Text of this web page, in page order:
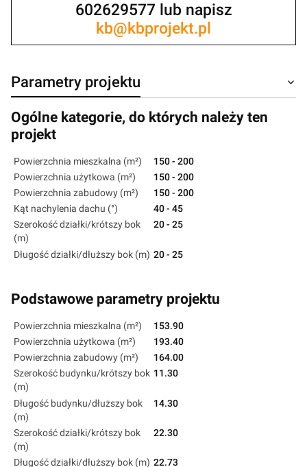
602629577 lub napisz
kb@kbprojekt.pl
Parametry projektu
Ogólne kategorie, do których należy ten
projekt
Powierzchnia mieszkalna (m²)
150 - 200
Powierzchnia użytkowa (m²)
150 - 200
Powierzchnia zabudowy (m²)
150 - 200
Kąt nachylenia dachu (°)
40 - 45
Szerokość działki/krótszy bok
(m)
20 - 25
Długość działki/dłuższy bok (m) 20 - 25
Podstawowe parametry projektu
Powierzchnia mieszkalna (m²)
153.90
Powierzchnia użytkowa (m²)
193.40
Powierzchnia zabudowy (m²)
164.00
Szerokość budynku/krótszy bok
(m)
11.30
Długość budynku/dłuższy bok
(m)
14.30
Szerokość działki/krótszy bok
(m)
22.30
Długość działki/dłuższy bok (m) 22.73